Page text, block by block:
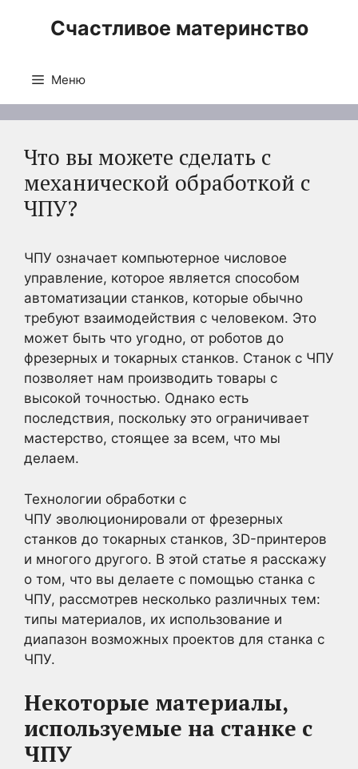
Счастливое материнство
Меню
Что вы можете сделать с
механической обработкой с
ЧПУ?
ЧПУ означает компьютерное числовое
управление, которое является способом
автоматизации станков, которые обычно
требуют взаимодействия с человеком. Это
может быть что угодно, от роботов до
фрезерных и токарных станков. Станок с ЧПУ
позволяет нам производить товары с
высокой точностью. Однако есть
последствия, поскольку это ограничивает
мастерство, стоящее за всем, что мы
делаем.
Технологии обработки с
ЧПУ эволюционировали от фрезерных
станков до токарных станков, 3D-принтеров
и многого другого. В этой статье я расскажу
о том, что вы делаете с помощью станка с
ЧПУ, рассмотрев несколько различных тем:
типы материалов, их использование и
диапазон возможных проектов для станка с
ЧПУ.
Некоторые материалы,
используемые на станке с
ЧПУ